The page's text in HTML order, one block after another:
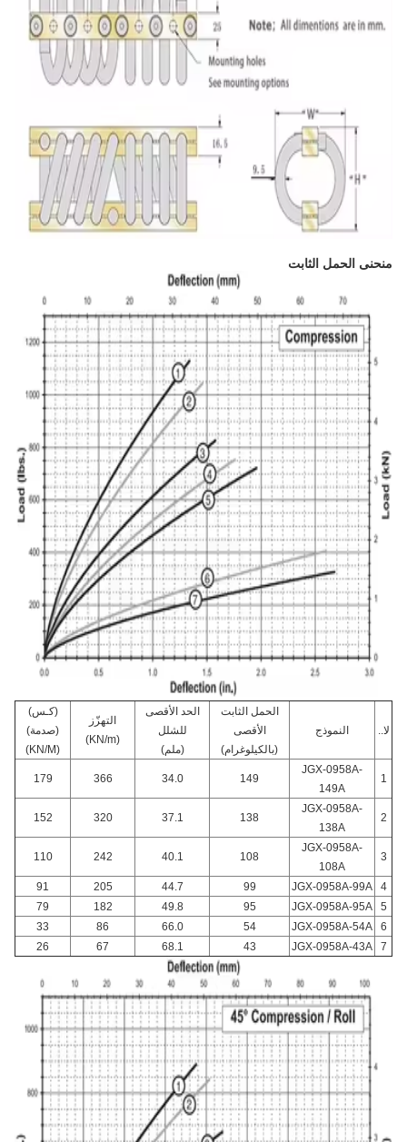
منحنى الحمل الثابت
لا.. النموذج
الحمل الثابت
الأقصى
(بالكيلوغرام)
الحد الأقصى
للشلل
(ملم)
التهزّز
(كـس)
(صدمة)
JGX-0958A-
149A
149
34.0
366
179
JGX-0958A-
138A
138
37.1
320
152
JGX-0958A-
108A
108
40.1
242
110
4
JGX-0958A-99A
99
44.7
205
91
JGX-0958A-95A
95
49.8
182
79
JGX-0958A-54A
54
66.0
86
33
JGX-0958A-43A
43
68.1
67
26